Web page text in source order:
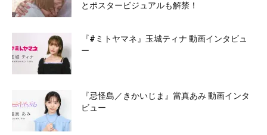
とポスタービジュアルも解禁！
『#ミトヤマネ』玉城ティナ 動画インタビュ
ー
『忌怪島／きかいじま』當真あみ 動画インタ
ビュー